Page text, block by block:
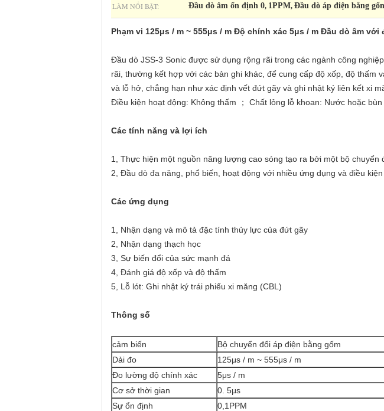
LÀM NỔI BẬT: Đầu dò âm ổn định 0, 1PPM, Đầu dò áp điện bằng
Phạm vi 125μs / m ~ 555μs / m Độ chính xác 5μs / m Đầu dò âm
Đầu dò JSS-3 Sonic được sử dụng rộng rãi trong các ngành công
rãi, thường kết hợp với các bản ghi khác, để cung cấp độ xốp, độ
và lỗ hở, chẳng hạn như xác định vết đứt gãy và ghi nhật ký liên kết xi
Điều kiện hoạt động: Không thấm ； Chất lỏng lỗ khoan: Nước hoặc bùn
Các tính năng và lợi ích
1, Thực hiện một nguồn năng lượng cao sóng tạo ra bởi một bộ chuyển
2, Đầu dò đa năng, phổ biến, hoạt động với nhiều ứng dụng và điều kiện
Các ứng dụng
1, Nhận dạng và mô tả đặc tính thủy lực của đứt gãy
2, Nhận dạng thạch học
3, Sự biến đổi của sức mạnh đá
4, Đánh giá độ xốp và độ thấm
5, Lỗ lót: Ghi nhật ký trái phiếu xi măng (CBL)
Thông số
cảm biến
Bộ chuyển đổi áp điện bằng gốm
Dải đo
125μs / m ~ 555μs / m
Đo lường độ chính xác
5μs / m
Cơ sở thời gian
0. 5μs
Sự ổn định
0,1PPM